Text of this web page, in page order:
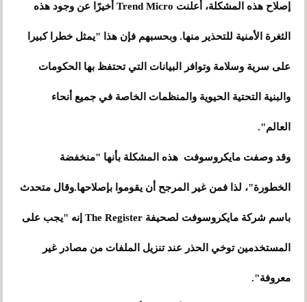
إصلاح هذه المشكلة، أعلنت Trend Micro أخيرًا عن وجود هذه
الثغرة الأمنية للتحذير منها. وبحسبهم فإن هذا "يمثل خطرا كبيرا
على سرية وسلامة وتوافر البيانات التي تحتفظ بها الحكومات
والبنية التحتية الحيوية والمنظمات الخاصة في جميع أنحاء
العالم".
وقد وصفت مايكروسوفت هذه المشكلة بأنها "منخفضة
الخطورة"، لذا فمن غير المرجح أن يقوموا بإصلاحها.وقال متحدث
باسم شركة مايكروسوفت لصحيفة The Register إنه "يجب على
المستخدمين توخي الحذر عند تنزيل الملفات من مصادر غير
معروفة".